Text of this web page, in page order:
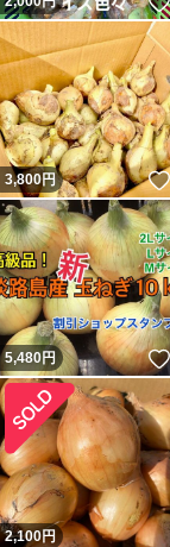
3,800円
5,480円
2,100円